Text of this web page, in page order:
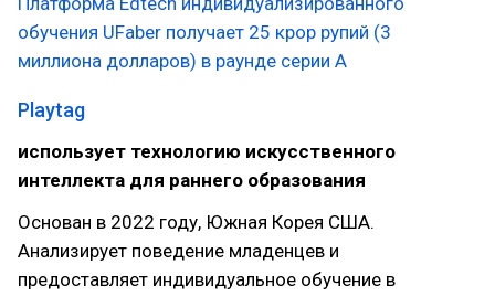
обучения UFaber получает 25 крор рупий (3
миллиона долларов) в раунде серии A
Playtag
использует технологию искусственного
интеллекта для раннего образования
Основан в 2022 году, Южная Корея США.
Анализирует поведение младенцев и
предоставляет индивидуальное обучение в